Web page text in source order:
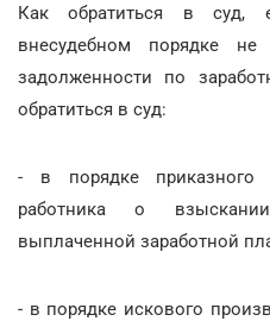
Как обратиться в суд,
внесудебном порядке
задолженности по
обратиться в суд:
- в порядке приказного
работника о
выплаченной заработной
- в порядке искового